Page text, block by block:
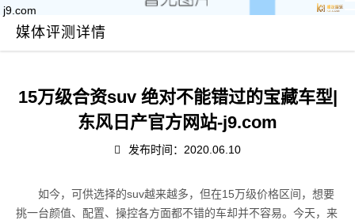
j9.com
媒体评测详情
15万级合资suv 绝对不能错过的宝藏车型|
东风日产官方网站-j9.com
发布时间：2020.06.10
如今，可供选择的suv越来越多，但在15万级价格区间，想要
挑一台颜值、配置、操控各方面都不错的车却并不容易。今天，来